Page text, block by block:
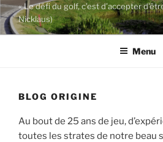
« Le défi du golf, c’est d’accepter
Nicklaus)
Menu
BLOG ORIGINE
Au bout de 25 ans de jeu,
toutes les strates de notre beau